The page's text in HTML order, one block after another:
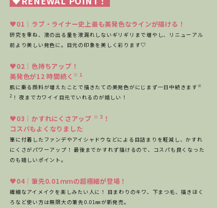
♥01｜ラブ・ライナー史上最も美発色なラインが描ける！
研究を重ね、液の出る量を液漏れしないギリギリまで増やし、リニューアル
前より美しい発色に。目元の印象を美しく彩ります♡
♥02｜色持ちアップ！
美発色が12 時間続く ※１
肌に乗る顔料が増えたことで描きたての美発色がにじまず一日中続きます ※
2 ！ 夜までカワイイ目元でいれるのが嬉しい！
♥03｜かすれにくさアップ ※ 3 ！
コスパもよくなりました
筆に付着したファンデやアイシャドウなどによる目詰まりを軽減し、かすれ
にくさがパワーアップ！ 最後までかすれず描けるので、コスパも良くなった
のも嬉しいポイント。
♥04｜筆先0.01ｍｍの超極細が登場！
繊細なアイメイクを楽しみたい人に！ 目まわりのキワ、下まつ毛、描きほく
ろなど使い方は無限大の筆先0.01㎜が新発売。